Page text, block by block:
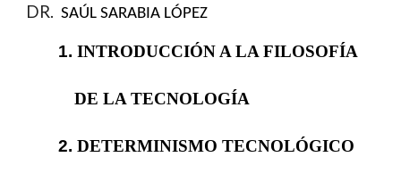
DR. SAÚL SARABIA LÓPEZ
1.INTRODUCCIÓN A LA FILOSOFÍA
DE LA TECNOLOGÍA
2.DETERMINISMO TECNOLÓGICO